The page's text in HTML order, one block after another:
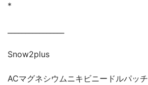
*
Snow2plus
ACマグネシウムニキビニードルパッチ